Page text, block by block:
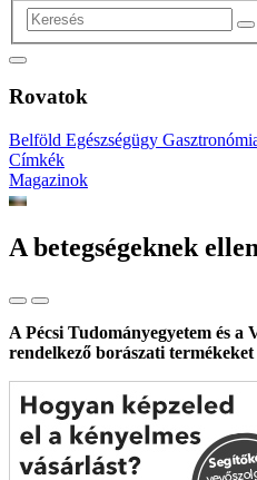
Rovatok
Belföld Egészségügy
Címkék
Magazinok
A betegségeknek
A Pécsi Tudományegyetem és
rendelkező borászati termékeket